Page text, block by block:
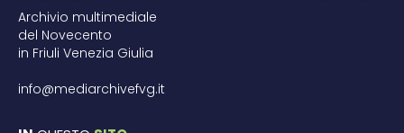
Archivio multimediale
del Novecento
in Friuli Venezia Giulia
info@mediarchivefvg.it